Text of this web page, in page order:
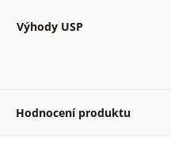
Výhody USP
Hodnocení produktu